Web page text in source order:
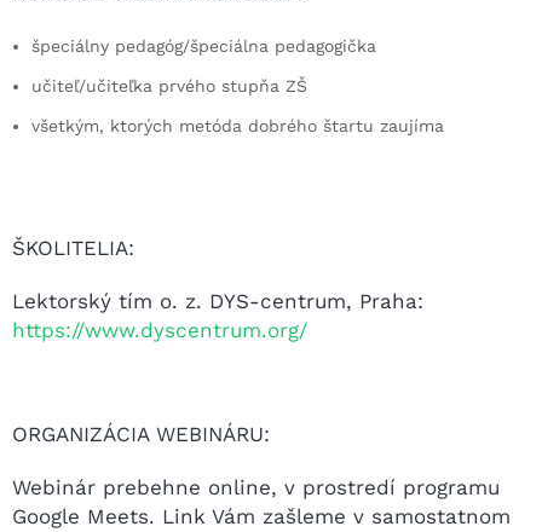
špeciálny pedagóg/špeciálna pedagogička
učiteľ/učiteľka prvého stupňa ZŠ
všetkým, ktorých metóda dobrého štartu zaujíma
ŠKOLITELIA:
Lektorský tím o. z. DYS-centrum, Praha:
https://www.dyscentrum.org/
ORGANIZÁCIA WEBINÁRU:
Webinár prebehne online, v prostredí programu
Google Meets. Link Vám zašleme v samostatnom